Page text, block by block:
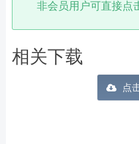
非会员用户可直接点
相关下载
点